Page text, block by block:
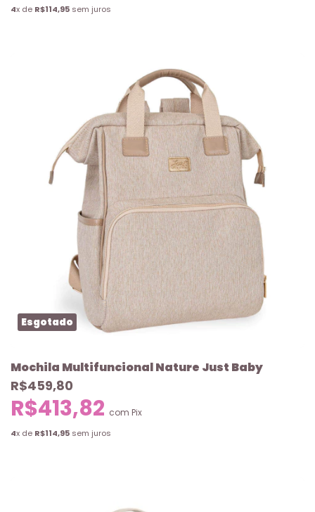
4x de R$114,95 sem juros
Esgotado
Mochila Multifuncional Nature Just Baby
R$459,80
R$413,82 com Pix
4x de R$114,95 sem juros